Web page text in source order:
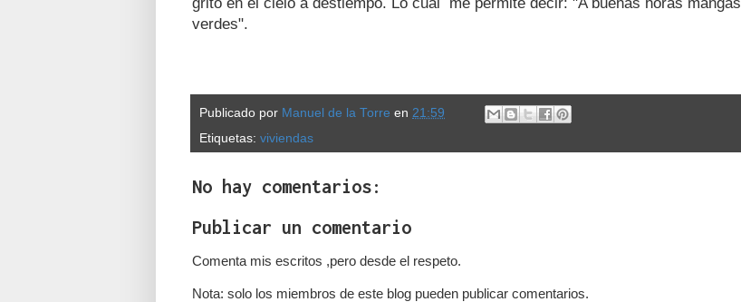
verdes".
Publicado por Manuel de la Torre en 21:59
Etiquetas: viviendas
No hay comentarios:
Publicar un comentario
Comenta mis escritos ,pero desde el respeto.
Nota: solo los miembros de este blog pueden publicar comentarios.